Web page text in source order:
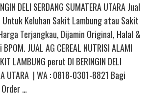
DELI SERDANG SUMATERA UTARA Jual
Untuk Keluhan Sakit Lambung atau Sakit
Terjangkau, Dijamin Original, Halal &
JUAL AG CEREAL NUTRISI ALAMI
LAMBUNG perut DI BERINGIN DELI
UTARA | WA : 0818-0301-8821 Bagi
…